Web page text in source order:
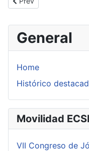
General
Home
Histórico
Movilidad
VII Congreso de